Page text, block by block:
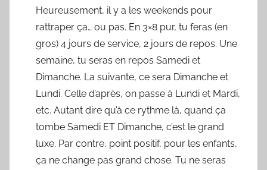
Heureusement, il y a les weekends pour
rattraper ça… ou pas. En 3×8 pur, tu feras (en
gros) 4 jours de service, 2 jours de repos. Une
semaine, tu seras en repos Samedi et
Dimanche. La suivante, ce sera Dimanche et
Lundi. Celle d’après, on passe à Lundi et Mardi,
etc. Autant dire qu’à ce rythme là, quand ça
tombe Samedi ET Dimanche, c’est le grand
luxe. Par contre, point positif, pour les enfants,
ça ne change pas grand chose. Tu ne seras